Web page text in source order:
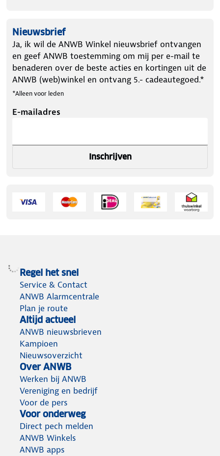
Nieuwsbrief
Ja, ik wil de ANWB Winkel nieuwsbrief ontvangen
en geef ANWB toestemming om mij per e-mail te
benaderen over de beste acties en kortingen uit de
ANWB (web)winkel en ontvang 5.- cadeautegoed.*
*Alleen voor leden
E-mailadres
Inschrijven
Regel het snel
Service & Contact
ANWB Alarmcentrale
Plan je route
Altijd actueel
ANWB nieuwsbrieven
Kampioen
Nieuwsoverzicht
Over ANWB
Werken bij ANWB
Vereniging en bedrijf
Voor de pers
Voor onderweg
Direct pech melden
ANWB Winkels
ANWB apps